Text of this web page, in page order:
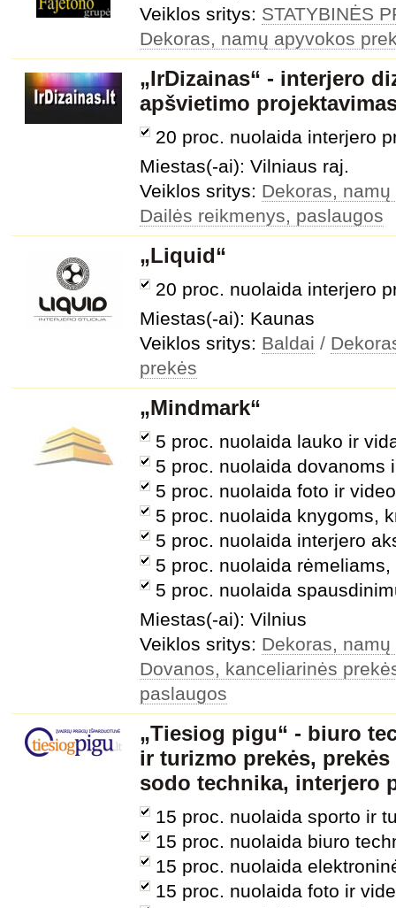
Veiklos sritys: STATYBINĖS
Dekoras, namų apyvokos
„IrDizainas“ - interjero
apšvietimo
20 proc. nuolaida interjero
Miestas(-ai): Vilniaus raj.
Veiklos sritys: Dekoras,
Dailės reikmenys, paslaugos
„Liquid“
20 proc. nuolaida interjero
Miestas(-ai): Kaunas
Veiklos sritys: Baldai /
prekės
„Mindmark“
5 proc. nuolaida lauko ir
5 proc. nuolaida dovanoms
5 proc. nuolaida foto ir
5 proc. nuolaida knygoms,
5 proc. nuolaida interjero
5 proc. nuolaida
5 proc. nuolaida
Miestas(-ai): Vilnius
Veiklos sritys: Dekoras,
Dovanos, kanceliarinės
paslaugos
„Tiesiog pigu“ - biuro
ir turizmo prekės,
sodo technika, interjero
15 proc. nuolaida sporto ir
15 proc. nuolaida biuro
15 proc. nuolaida
15 proc. nuolaida foto ir